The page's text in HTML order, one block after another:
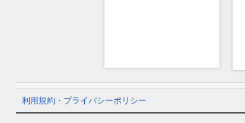
利用規約・プライバシーポリシー